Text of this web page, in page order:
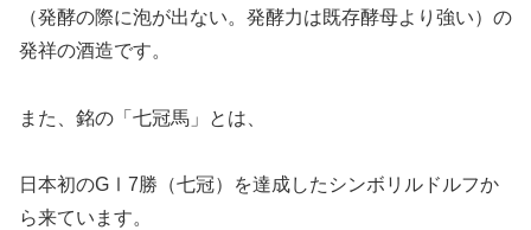
（発酵の際に泡が出ない。発酵力は既存酵母より強い）の
発祥の酒造です。
また、銘の「七冠馬」とは、
日本初のGⅠ7勝（七冠）を達成したシンボリルドルフか
ら来ています。